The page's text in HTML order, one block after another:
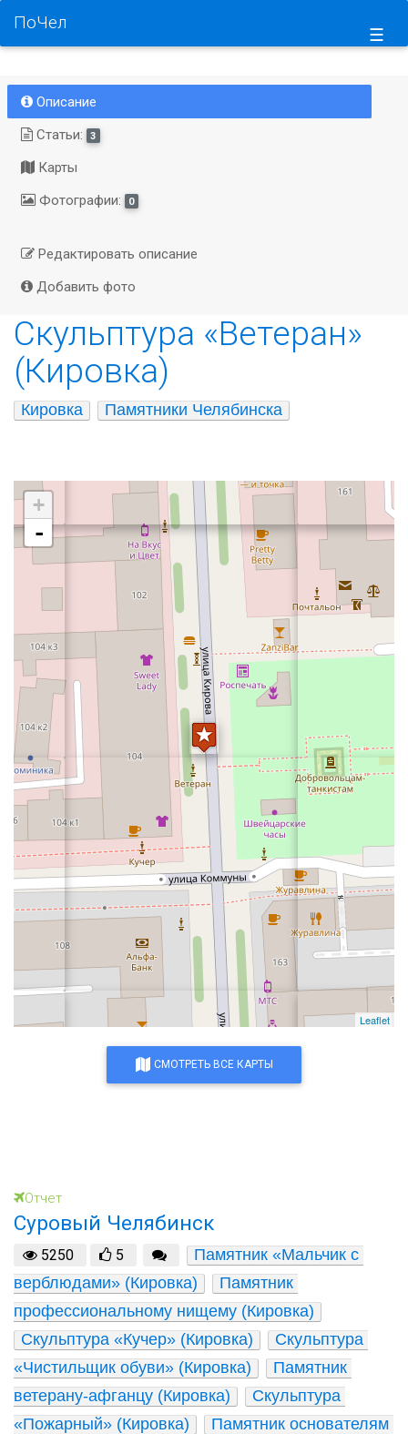
☰
ПоЧел
Описание
Статьи:
3
Карты
Фотографии:
0
Редактировать описание
Добавить фото
Скульптура «Ветеран»
(Кировка)
Кировка Памятники Челябинска
+
-
Leaflet
СМОТРЕТЬ ВСЕ КАРТЫ
Отчет
Суровый Челябинск
5250 5
Памятник «Мальчик с
верблюдами» (Кировка)
Памятник
профессиональному нищему (Кировка)
Скульптура «Кучер» (Кировка)
Скульптура
«Чистильщик обуви» (Кировка)
Памятник
ветерану-афганцу (Кировка)
Скульптура
«Пожарный» (Кировка)
Памятник основателям